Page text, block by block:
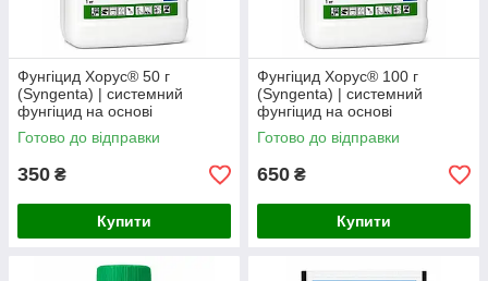
Фунгіцид Хорус® 50 г
(Syngenta) | системний
фунгіцид на основі
ципродинілу 750 г/кг (на
розсип)
Готово до відправки
350 ₴
Купити
Фунгіцид Хорус® 100 г
(Syngenta) | системний
фунгіцид на основі
ципродинілу 750 г/кг (на
розсип)
Готово до відправки
650 ₴
Купити